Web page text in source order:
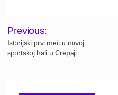
Post
navigation
Previous:
Istorijski prvi meč u novoj
sportskoj hali u Crepaji